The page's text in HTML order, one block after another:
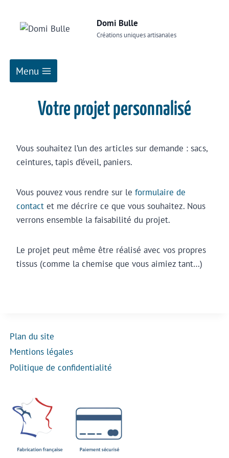
Domi Bulle
Créations uniques artisanales
Menu
Votre projet personnalisé
Vous souhaitez l’un des articles sur demande : sacs,
ceintures, tapis d’éveil, paniers.
Vous pouvez vous rendre sur le formulaire de
contact et me décrire ce que vous souhaitez. Nous
verrons ensemble la faisabilité du projet.
Le projet peut même être réalisé avec vos propres
tissus (comme la chemise que vous aimiez tant…)
Plan du site
Mentions légales
Politique de confidentialité